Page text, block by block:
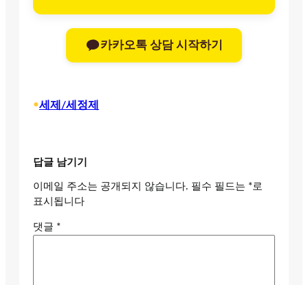
카카오톡 상담 시작하기
•세제/세정제
답글 남기기
이메일 주소는 공개되지 않습니다. 필수 필드는 *로
표시됩니다
댓글 *